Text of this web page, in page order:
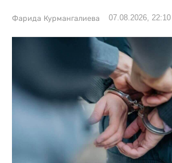
Фарида Курмангалиева 07.08.2026, 22:10